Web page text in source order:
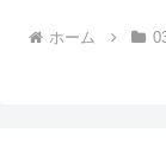
ホーム